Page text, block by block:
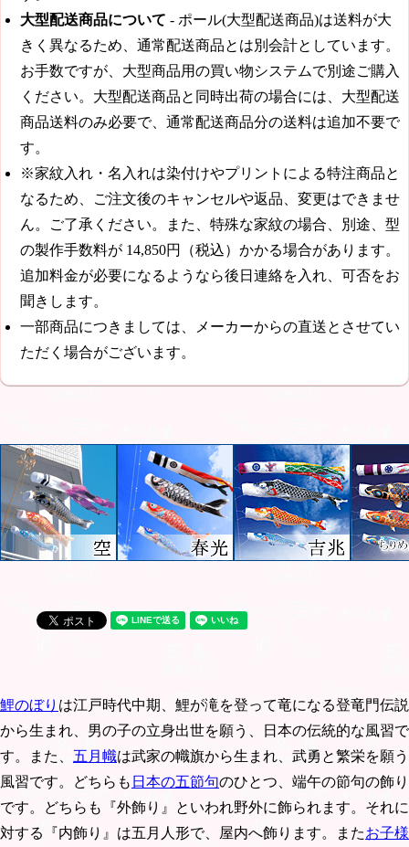
大型配送商品について - ポール(大型配送商品)は送料が大
きく異なるため、通常配送商品とは別会計としています。
お手数ですが、大型商品用の買い物システムで別途ご購入
ください。大型配送商品と同時出荷の場合には、大型配送
商品送料のみ必要で、通常配送商品分の送料は追加不要で
す。
※家紋入れ・名入れは染付けやプリントによる特注商品と
なるため、ご注文後のキャンセルや返品、変更はできませ
ん。ご了承ください。また、特殊な家紋の場合、別途、型
の製作手数料が 14,850円（税込） かかる場合があります。
追加料金が必要になるようなら後日連絡を入れ、可否をお
聞きします。
一部商品につきましては、メーカーからの直送とさせてい
ただく場合がございます。
鯉のぼり は江戸時代中期、鯉が滝を登って竜になる登竜門伝説
から生まれ、男の子の立身出世を願う、日本の伝統的な風習で
す。また、 五月幟は武家の幟旗から生まれ、武勇と繁栄を願う
風習です。どちらも 日本の五節句のひとつ、端午の節句の飾り
です。どちらも『外飾り』といわれ野外に飾られます。それに
対する『内飾り』は五月人形で、屋内へ飾ります。またお子様